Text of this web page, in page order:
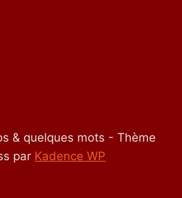
& quelques mots - Thème
par Kadence WP